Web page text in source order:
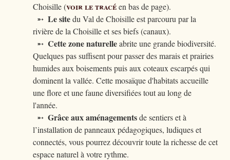
Choisille (voir le tracéen bas de page).
➵ Le sitedu Val de Choisille est parcouru par la
rivière de la Choisille et ses biefs (canaux).
➵ Cette zone naturelleabrite une grande biodiversité.
Quelques pas suffisent pour passer des marais et prairies
humides aux boisements puis aux coteaux escarpés qui
dominent la vallée. Cette mosaïque d'habitats accueille
une flore et une faune diversifiées tout au long de
l'année.
➵ Grâce aux aménagementsde sentiers et à
l’installation de panneaux pédagogiques, ludiques et
connectés, vous pourrez découvrir toute la richesse de cet
espace naturel à votre rythme.